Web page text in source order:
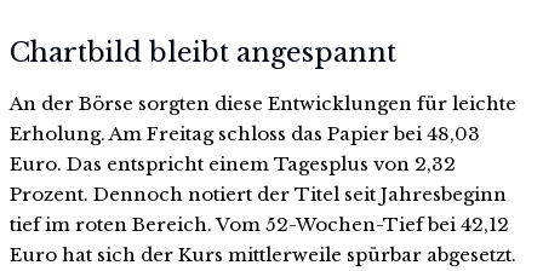
Chartbild bleibt angespannt
An der Börse sorgten diese Entwicklungen für leichte
Erholung. Am Freitag schloss das Papier bei 48,03
Euro. Das entspricht einem Tagesplus von 2,32
Prozent. Dennoch notiert der Titel seit Jahresbeginn
tief im roten Bereich. Vom 52-Wochen-Tief bei 42,12
Euro hat sich der Kurs mittlerweile spürbar abgesetzt.